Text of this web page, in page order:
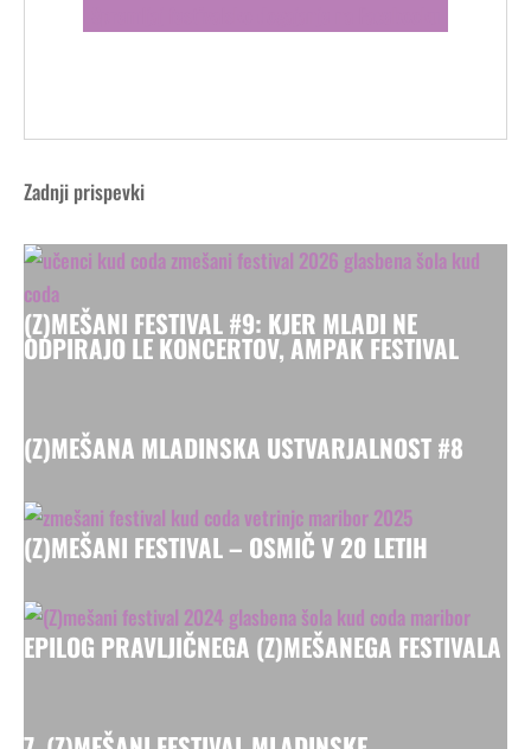
Zadnji prispevki
(Z)MEŠANI FESTIVAL #9: KJER MLADI NE
ODPIRAJO LE KONCERTOV, AMPAK FESTIVAL
(Z)MEŠANA MLADINSKA USTVARJALNOST #8
(Z)MEŠANI FESTIVAL – OSMIČ V 20 LETIH
EPILOG PRAVLJIČNEGA (Z)MEŠANEGA FESTIVALA